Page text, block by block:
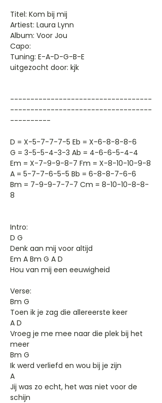
Titel: Kom bij mij
Artiest: Laura Lynn
Album: Voor Jou
Capo:
Tuning: E-A-D-G-B-E
uitgezocht door: kjk
-----------------------------------
-----------------------------------
----------
D = X-5-7-7-7-5 Eb = X-6-8-8-8-6
G = 3-5-5-4-3-3 Ab = 4-6-6-5-4-4
Em = X-7-9-9-8-7 Fm = X-8-10-10-9-8
A = 5-7-7-6-5-5 Bb = 6-8-8-7-6-6
Bm = 7-9-9-7-7-7 Cm = 8-10-10-8-8-
8
Intro:
D G
Denk aan mij voor altijd
Em A Bm G A D
Hou van mij een eeuwigheid
Verse:
Bm G
Toen ik je zag die allereerste keer
A D
Vroeg je me mee naar die plek bij het
meer
Bm G
Ik werd verliefd en wou bij je zijn
A
Jij was zo echt, het was niet voor de
schijn